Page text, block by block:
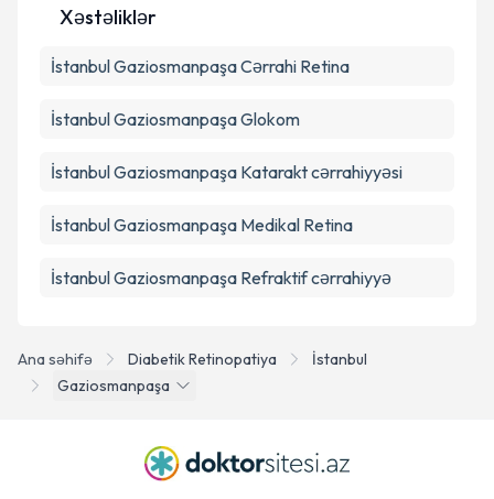
Ana səhifə Diabetik Retinopatiya
İstanbul
Gaziosmanpaşa
Xəstəliklər
İstanbul Gaziosmanpaşa Cərrahi Retina
İstanbul Gaziosmanpaşa Glokom
İstanbul Gaziosmanpaşa Katarakt cərrahiyyəsi
İstanbul Gaziosmanpaşa Medikal Retina
İstanbul Gaziosmanpaşa Refraktif cərrahiyyə